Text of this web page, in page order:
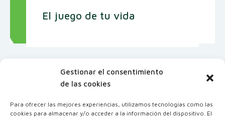
Gestionar el consentimiento
de las cookies
Para ofrecer las mejores experiencias, utilizamos tecnologías como las
cookies para almacenar y/o acceder a la información del dispositivo. El
El juego de tu vida